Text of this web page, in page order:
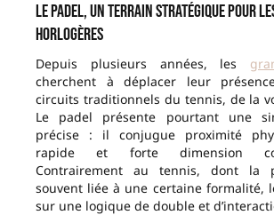
Le padel, un terrain stratégique pour
horlogères
Depuis plusieurs années, les
cherchent à déplacer leur
circuits traditionnels du tennis, de la
Le padel présente pourtant une
précise : il conjugue proximité
rapide et forte dimension
Contrairement au tennis, dont la
souvent liée à une certaine formalité,
sur une logique de double et